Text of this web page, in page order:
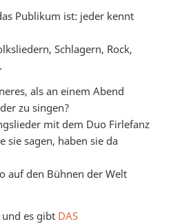
Publikum ist: jeder kennt
Schlagern, Rock,
als an einem Abend
zu singen?
mit dem Duo Firlefanz
sie sagen, haben sie da
auf den Bühnen der Welt
es gibt DAS